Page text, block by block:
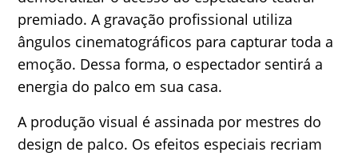
premiado. A gravação profissional utiliza
ângulos cinematográficos para capturar toda a
emoção. Dessa forma, o espectador sentirá a
energia do palco em sua casa.
A produção visual é assinada por mestres do
design de palco. Os efeitos especiais recriam